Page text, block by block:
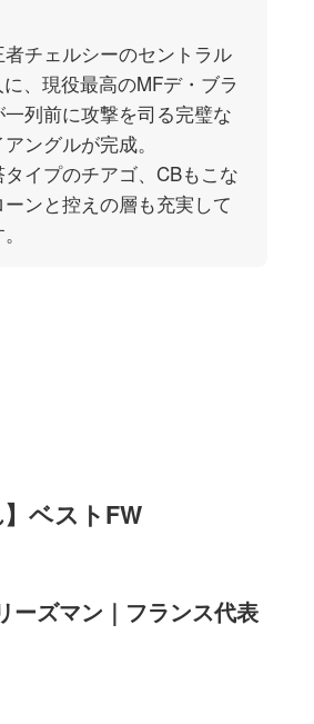
者チェルシーのセントラル
、現役最高のMFデ・ブラ
一列前に攻撃を司る完璧な
アングルが完成。
イプのチアゴ、CBもこな
ンと控えの層も充実して
】ベストFW
ーズマン｜フランス代表